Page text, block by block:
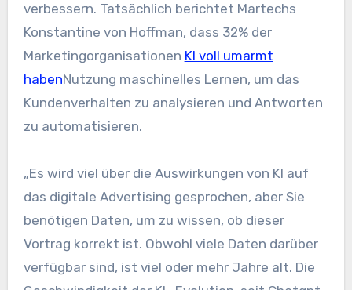
verbessern. Tatsächlich berichtet Martechs
Konstantine von Hoffman, dass 32% der
Marketingorganisationen KI voll umarmt
habenNutzung maschinelles Lernen, um das
Kundenverhalten zu analysieren und Antworten
zu automatisieren.
„Es wird viel über die Auswirkungen von KI auf
das digitale Advertising gesprochen, aber Sie
benötigen Daten, um zu wissen, ob dieser
Vortrag korrekt ist. Obwohl viele Daten darüber
verfügbar sind, ist viel oder mehr Jahre alt. Die